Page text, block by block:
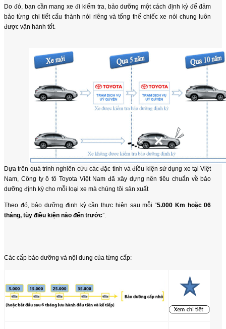
Do đó, bạn cần mang xe đi kiểm tra, bảo dưỡng một cách định kỳ để đảm
bảo từng chi tiết cấu thành nói riêng và tổng thể chiếc xe nói chung luôn
được vận hành tốt.
Dựa trên quá trình nghiên cứu các đặc tính và điều kiện sử dụng xe tại Việt
Nam, Công ty ô tô Toyota Việt Nam đã xây dựng nên tiêu chuẩn về bảo
dưỡng định kỳ cho mỗi loại xe mà chúng tôi sản xuất
Theo đó, bảo dưỡng định kỳ cần thực hiện sau mỗi “5.000 Km hoặc 06
tháng, tùy điều kiện nào đến trước”.
Các cấp bảo dưỡng và nội dung của từng cấp: